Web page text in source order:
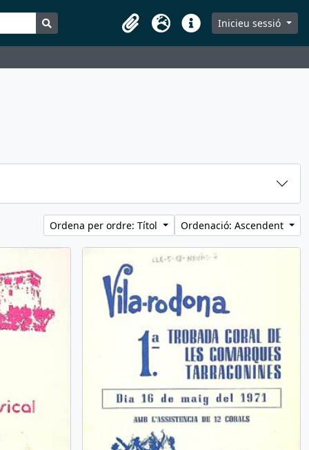
Search in browse page
Portaretalls
IdiomaDreceresInicieu sessió
Ordena per ordre: Títol Ordenació: Ascendent